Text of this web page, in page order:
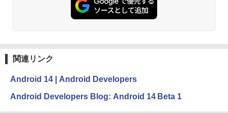
￥1,292
￥99
ション (32GB) 7インチディスプレイ、明
るさ自動調整、色調調節ライト、12週間
持続バッテリー、広告なし、メタリック
Amazon Kindle Paperwhite (16GB) 7イ
ンチディスプレイ、色調調節ライト、12
週間持続バッテリー、広告なし、ブラッ
ク
関連リンク
Android 14 | Android Developers
Android Developers Blog: Android 14 Beta 1